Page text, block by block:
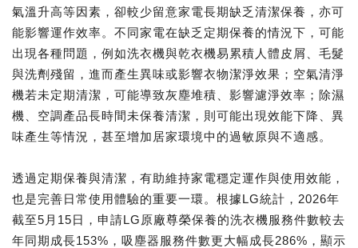
氣溫升高等因素，卻較少留意家電長期缺乏清潔保養，亦可
能影響運作效率。不同家電在缺乏定期保養的情況下，可能
出現各種問題，例如洗衣機與乾衣機易累積人體皮屑、毛髮
與洗劑殘留，進而產生異味或影響衣物潔淨效果；空氣清淨
機若未定期清潔，可能導致灰塵堆積、影響濾淨效率；除濕
機、空調產品長時間未保養清潔，則可能出現效能下降、異
味產生等情況，甚至增加居家環境中的過敏原與不適感。
透過定期保養與清潔，有助維持家電穩定運作與使用效能，
也是完善日常使用體驗的重要一環。根據LG統計，2026年
截至5月15日，申請LG原廠尊榮保養的洗衣機服務件數較去
年同期成長153%，吸塵器服務件數更大幅成長286%，顯示